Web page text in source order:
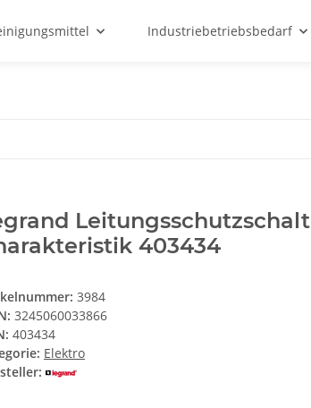
Industriebetriebsbedarf
403434
3984
3245060033866
403434
Elektro